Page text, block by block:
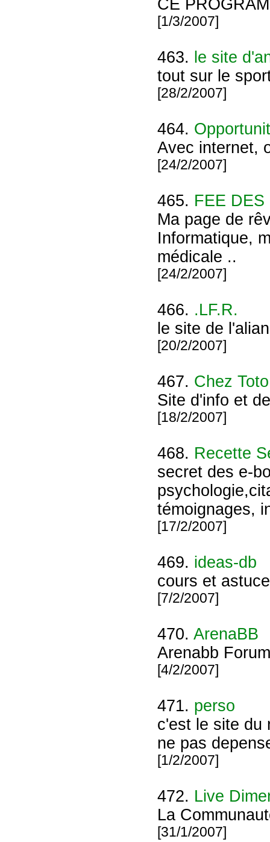
CE
[1/3/2007]
463. le site
tout sur le
[28/2/2007]
464.
Avec internet,
[24/2/2007]
465. FEE
Ma page de
Informatique,
médicale ..
[24/2/2007]
466. .LF.R.
le site de
[20/2/2007]
467. Chez Toto
Site d'info et
[18/2/2007]
468. Recette
secret des e-
témoignages,
[17/2/2007]
469. ideas-db
cours et
[7/2/2007]
470. ArenaBB
Arenabb
[4/2/2007]
471. perso
c'est le site du
ne pas
[1/2/2007]
472. Live
La
[31/1/2007]